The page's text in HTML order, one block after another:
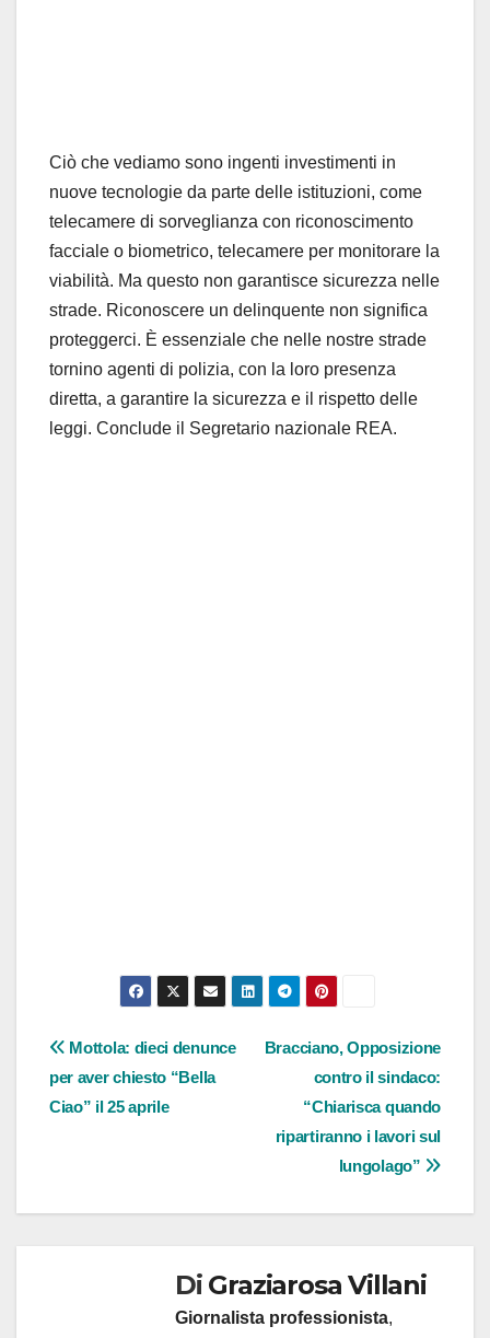
Ciò che vediamo sono ingenti investimenti in
nuove tecnologie da parte delle istituzioni, come
telecamere di sorveglianza con riconoscimento
facciale o biometrico, telecamere per monitorare la
viabilità. Ma questo non garantisce sicurezza nelle
strade. Riconoscere un delinquente non significa
proteggerci. È essenziale che nelle nostre strade
tornino agenti di polizia, con la loro presenza
diretta, a garantire la sicurezza e il rispetto delle
leggi. Conclude il Segretario nazionale REA.
Navigazione
articoli
Bracciano, Opposizione
contro il sindaco:
“Chiarisca quando
ripartiranno i lavori sul
lungolago”
Mottola: dieci denunce
per aver chiesto “Bella
Ciao” il 25 aprile
Di Graziarosa Villani
Giornalista professionista,